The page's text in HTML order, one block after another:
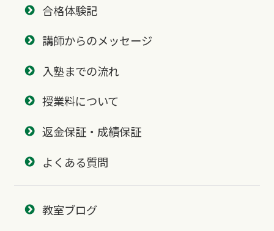
合格体験記
講師からのメッセージ
入塾までの流れ
授業料について
返金保証・成績保証
よくある質問
教室ブログ